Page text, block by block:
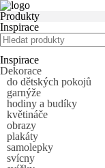
Produkty
Inspirace
Inspirace
Dekorace
do dětských pokojů
garnýže
hodiny a budíky
květináče
obrazy
plakáty
samolepky
svícny